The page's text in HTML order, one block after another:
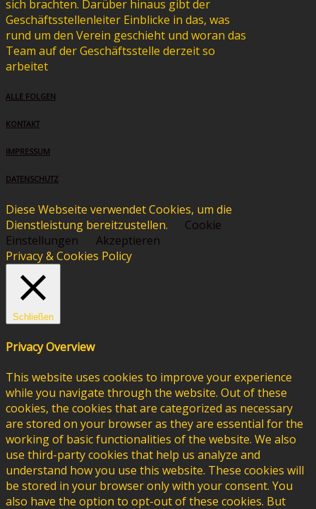
sich brachten. Darüber hinaus gibt der
Geschäftsstellenleiter Einblicke in das, was
rund um den Verein geschieht und woran das
Team auf der Geschäftsstelle derzeit so
arbeitet
ALLE FOLGEN
KONTAKT
IMPRESSUM
DATENSCHUTZ
Diese Webseite verwendet Cookies, um die
Dienstleistung bereitzustellen.
Cookie
Einstellungen
Akzeptieren
Privacy & Cookies Policy
Schließen
Privacy Overview
This website uses cookies to improve your experience
while you navigate through the website. Out of these
cookies, the cookies that are categorized as necessary
are stored on your browser as they are essential for the
working of basic functionalities of the website. We also
use third-party cookies that help us analyze and
understand how you use this website. These cookies will
be stored in your browser only with your consent. You
also have the option to opt-out of these cookies. But